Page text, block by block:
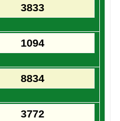
3833
1094
8834
3772